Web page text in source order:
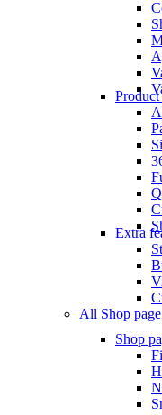
Extra
All Shop page
Shop